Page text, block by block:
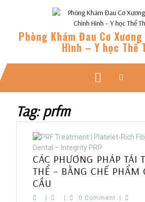
Phòng Khám Đau Cơ
Hình – Y học Thể
Open
Tag:prfm
CÁC PHƯƠNG PHÁP TÁI
THỂ – BẰNG CHẾ PHẨM
CẦU
PHƯƠNG
| | 0 Comment |